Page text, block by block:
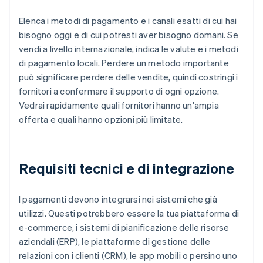
Elenca i metodi di pagamento e i canali esatti di cui hai
bisogno oggi e di cui potresti aver bisogno domani. Se
vendi a livello internazionale, indica le valute e i metodi
di pagamento locali. Perdere un metodo importante
può significare perdere delle vendite, quindi costringi i
fornitori a confermare il supporto di ogni opzione.
Vedrai rapidamente quali fornitori hanno un'ampia
offerta e quali hanno opzioni più limitate.
Requisiti tecnici e di integrazione
I pagamenti devono integrarsi nei sistemi che già
utilizzi. Questi potrebbero essere la tua piattaforma di
e-commerce, i sistemi di pianificazione delle risorse
aziendali (ERP), le piattaforme di gestione delle
relazioni con i clienti (CRM), le app mobili o persino uno